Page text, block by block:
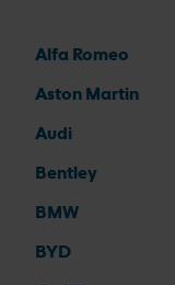
Alfa Romeo
Aston Martin
Audi
Bentley
BMW
BYD